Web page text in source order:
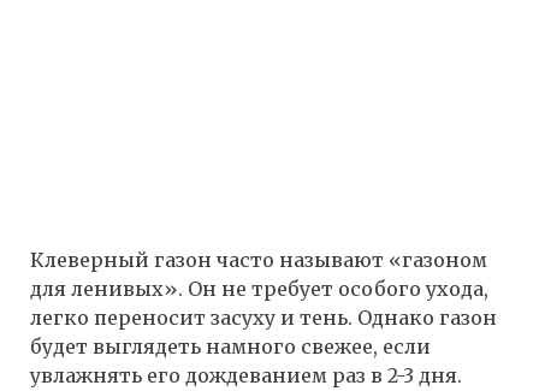
Клеверный газон часто называют «газоном
для ленивых». Он не требует особого ухода,
легко переносит засуху и тень. Однако газон
будет выглядеть намного свежее, если
увлажнять его дождеванием раз в 2-3 дня.